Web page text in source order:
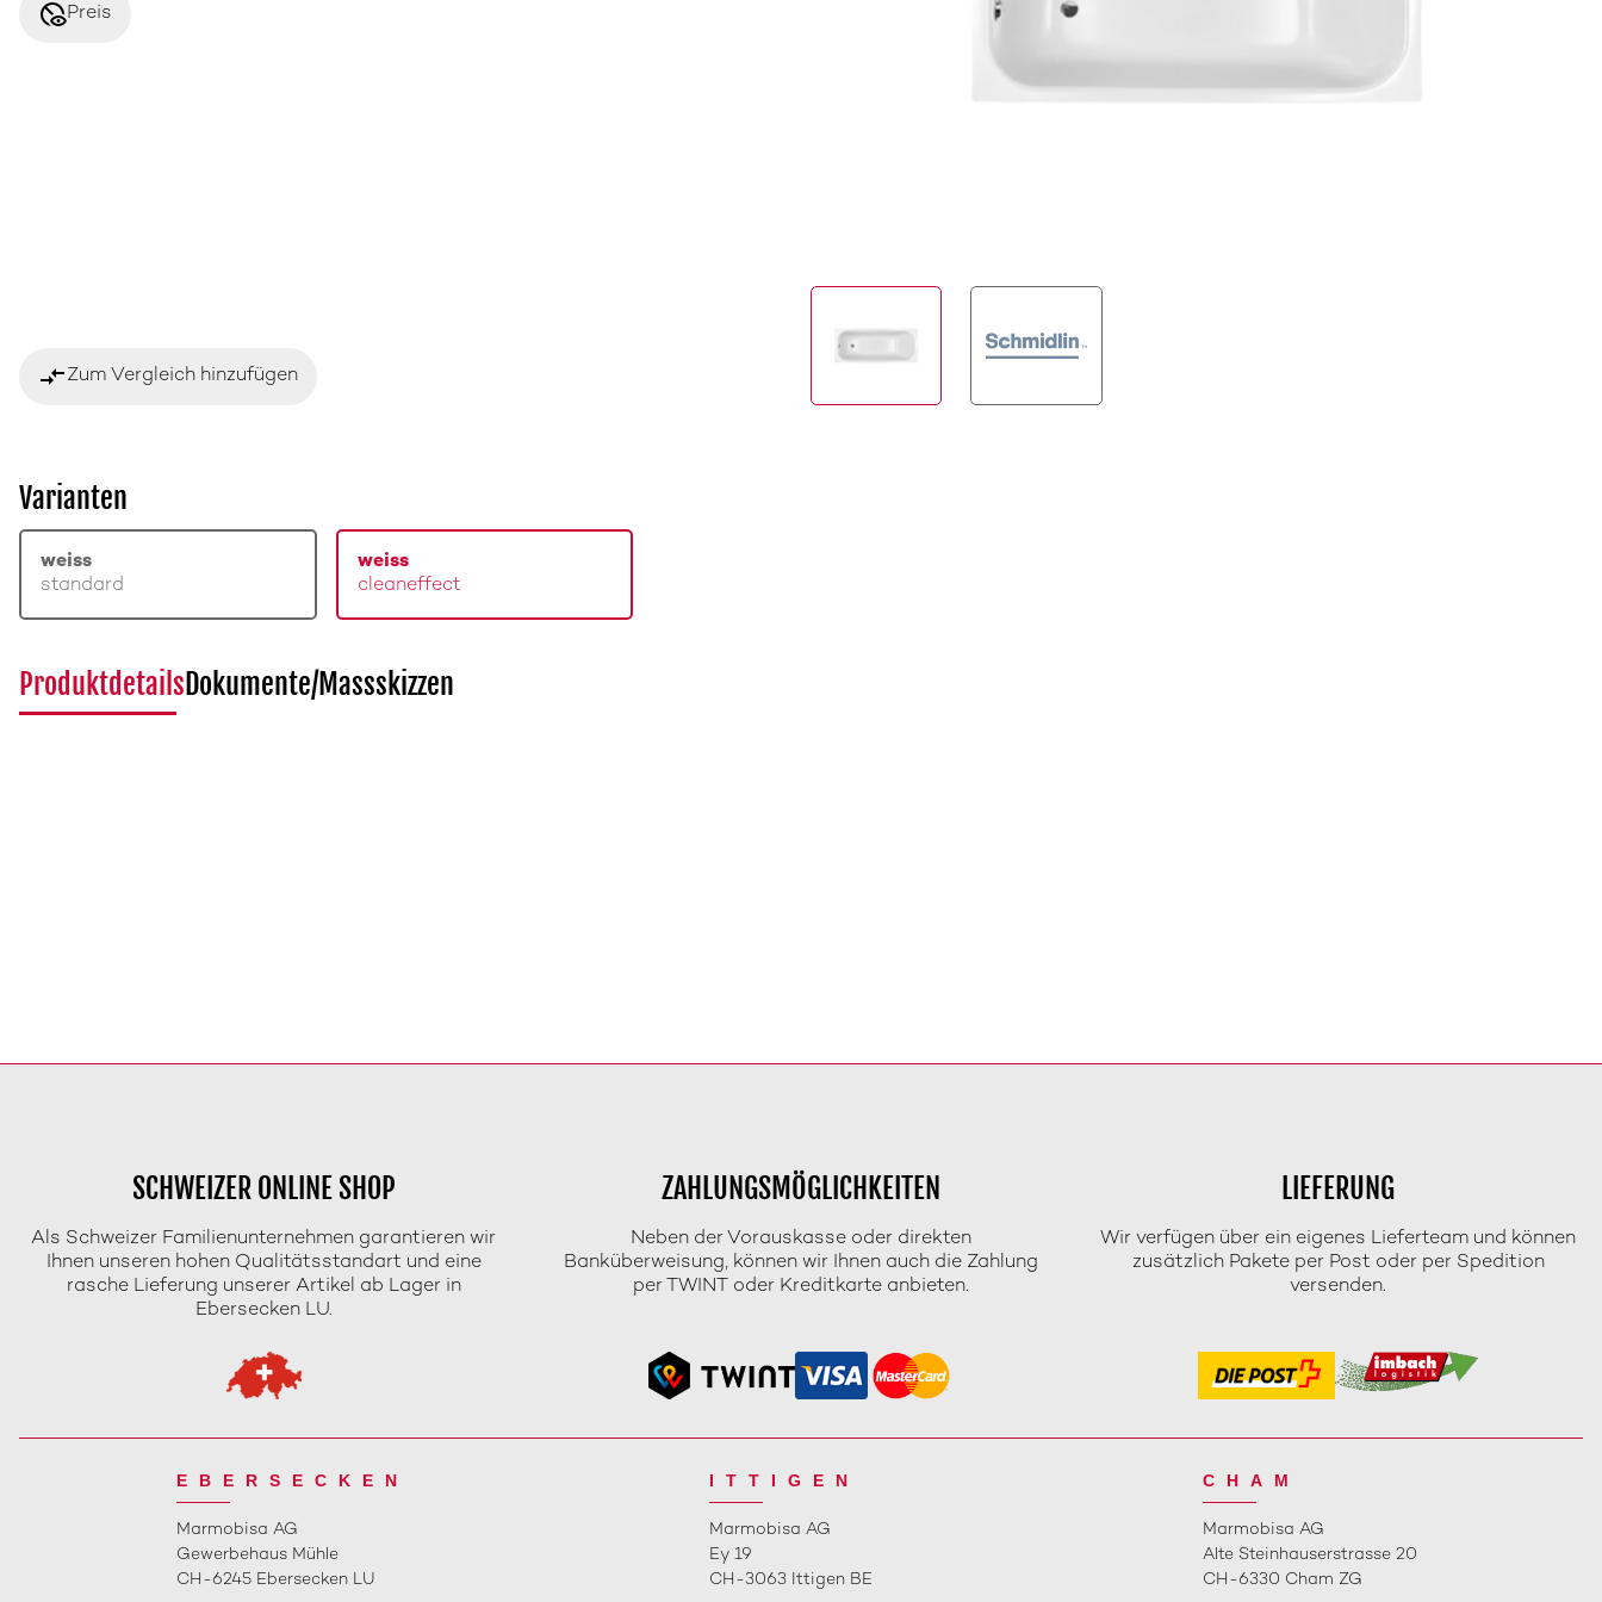
disabled_visiblePreis
compare_arrowsZum Vergleich hinzufügen
Varianten
weiss
standard
weiss
cleaneffect
ProduktdetailsDokumente/Massskizzen
SCHWEIZER ONLINE SHOP
Als Schweizer Familienunternehmen garantieren wir
Ihnen unseren hohen Qualitätsstandart und eine
rasche Lieferung unserer Artikel ab Lager in
Ebersecken LU.
ZAHLUNGSMÖGLICHKEITEN
Neben der Vorauskasse oder direkten
Banküberweisung, können wir Ihnen auch die Zahlung
per TWINT oder Kreditkarte anbieten.
LIEFERUNG
Wir verfügen über ein eigenes Lieferteam und können
zusätzlich Pakete per Post oder per Spedition
versenden.
EBERSECKEN
Marmobisa AG
Gewerbehaus Mühle
CH-6245 Ebersecken LU
ITTIGEN
Marmobisa AG
Ey 19
CH-3063 Ittigen BE
CHAM
Marmobisa AG
Alte Steinhauserstrasse 20
CH-6330 Cham ZG